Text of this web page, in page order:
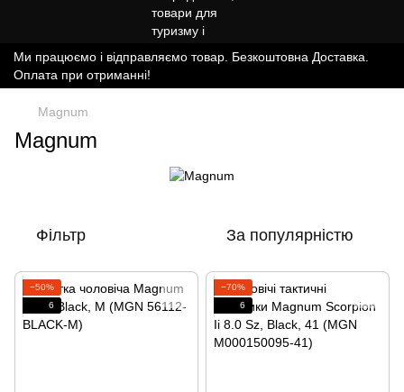
Ми працюємо і відправляємо товар. Безкоштовна Доставка.
Оплата при отриманні!
Magnum
Magnum
Фільтр За популярністю
−50%
6
−70%
6